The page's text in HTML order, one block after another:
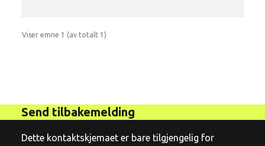
Viser emne 1 (av totalt 1)
Send tilbakemelding
Dette kontaktskjemaet er bare tilgjengelig for